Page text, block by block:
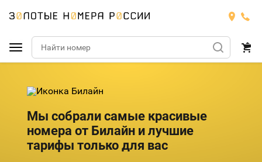
Билайн
Мы собрали самые красивые
номера от Билайн и лучшие
тарифы только для вас